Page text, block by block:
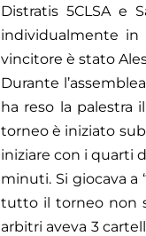
Distratis 5CLSA
individualmente in
vincitore è stato
Durante
ha reso la palestra
torneo è iniziato
iniziare con i quarti
minuti. Si giocava a
tutto il torneo non
arbitri aveva 3